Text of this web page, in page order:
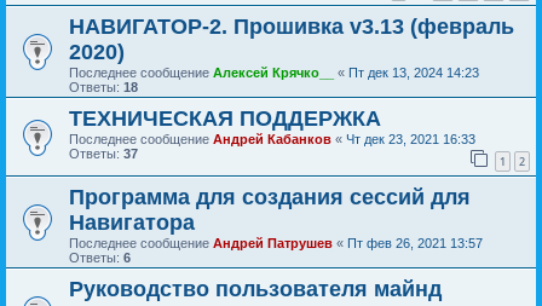
НАВИГАТОР-2. Прошивка v3.13 (февраль
2020)
Последнее сообщение Алексей Крячко__ « Пт дек 13, 2024 14:23
Ответы: 18
ТЕХНИЧЕСКАЯ ПОДДЕРЖКА
Последнее сообщение Андрей Кабанков « Чт дек 23, 2021 16:33
Ответы: 37 1 2
Программа для создания сессий для
Навигатора
Последнее сообщение Андрей Патрушев « Пт фев 26, 2021 13:57
Ответы: 6
Руководство пользователя майнд